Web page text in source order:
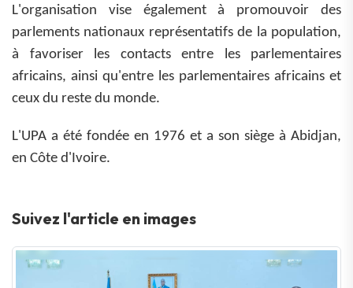
L'organisation vise également à promouvoir des
parlements nationaux représentatifs de la population,
à favoriser les contacts entre les parlementaires
africains, ainsi qu'entre les parlementaires africains et
ceux du reste du monde.
L'UPA a été fondée en 1976 et a son siège à Abidjan,
en Côte d'Ivoire.
Suivez l'article en images